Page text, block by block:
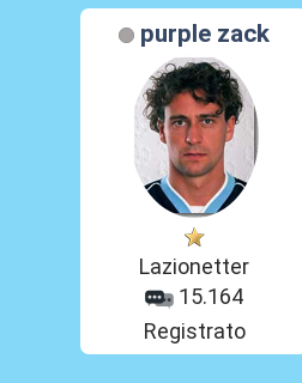
purple zack
Lazionetter
15.164
Registrato